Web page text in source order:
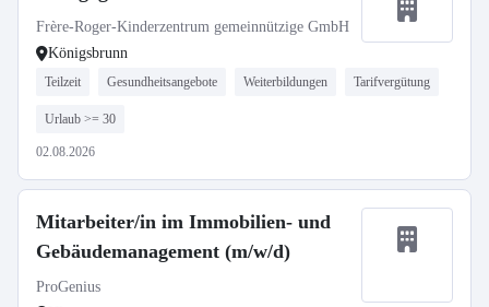
Frère-Roger-Kinderzentrum gemeinnützige GmbH
Königsbrunn
Teilzeit Gesundheitsangebote Weiterbildungen Tarifvergütung
Urlaub >= 30
02.08.2026
Mitarbeiter/in im Immobilien- und
Gebäudemanagement (m/w/d)
ProGenius